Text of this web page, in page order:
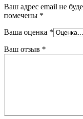
Ваш адрес email не
помечены *
Ваша оценка *
Ваш отзыв *